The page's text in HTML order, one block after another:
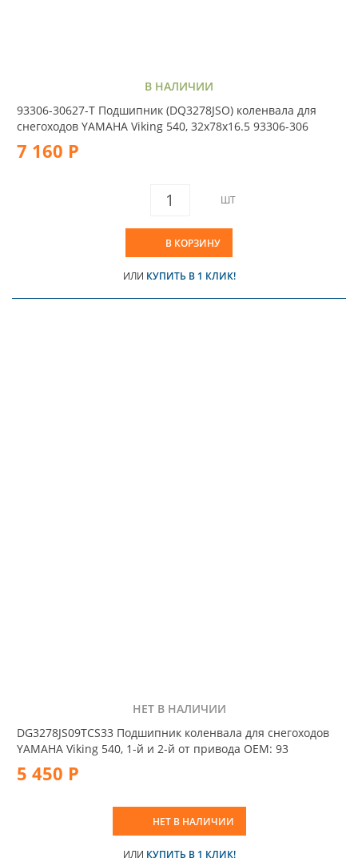
В НАЛИЧИИ
93306-30627-T Подшипник (DQ3278JSO) коленвала для
снегоходов YAMAHA Viking 540, 32x78x16.5 93306-306
7 160 Р
ШТ
В КОРЗИНУ
ИЛИ КУПИТЬ В 1 КЛИК!
НЕТ В НАЛИЧИИ
DG3278JS09TCS33 Подшипник коленвала для снегоходов
YAMAHA Viking 540, 1-й и 2-й от привода OEM: 93
5 450 Р
НЕТ В НАЛИЧИИ
ИЛИ КУПИТЬ В 1 КЛИК!